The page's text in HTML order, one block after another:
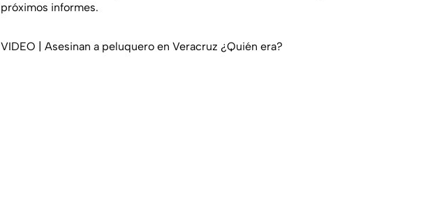
próximos informes.
VIDEO | Asesinan a peluquero en Veracruz ¿Quién era?